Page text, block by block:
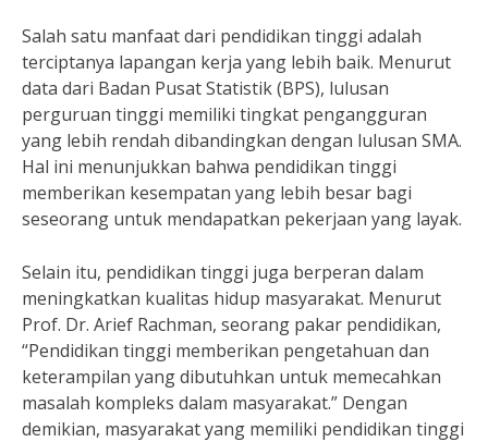
Salah satu manfaat dari pendidikan tinggi adalah
terciptanya lapangan kerja yang lebih baik. Menurut
data dari Badan Pusat Statistik (BPS), lulusan
perguruan tinggi memiliki tingkat pengangguran
yang lebih rendah dibandingkan dengan lulusan SMA.
Hal ini menunjukkan bahwa pendidikan tinggi
memberikan kesempatan yang lebih besar bagi
seseorang untuk mendapatkan pekerjaan yang layak.
Selain itu, pendidikan tinggi juga berperan dalam
meningkatkan kualitas hidup masyarakat. Menurut
Prof. Dr. Arief Rachman, seorang pakar pendidikan,
“Pendidikan tinggi memberikan pengetahuan dan
keterampilan yang dibutuhkan untuk memecahkan
masalah kompleks dalam masyarakat.” Dengan
demikian, masyarakat yang memiliki pendidikan tinggi